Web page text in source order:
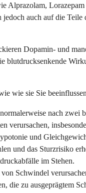
auch auf die
Dopamin- und
wie sie Sie
nach zwei
und
und das Sturzrisiko
im Stehen.
Schwindel
die zu ausgeprägtem